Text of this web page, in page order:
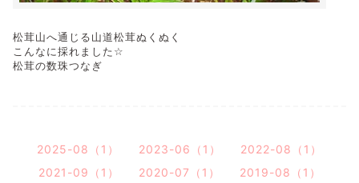
松茸山へ通じる山道松茸ぬくぬく
こんなに採れました ☆
松茸の数珠つなぎ
2025-08（1） 2023-06（1）
2022-08（1）
2021-09（1）
2020-07（1）
2019-08（1）